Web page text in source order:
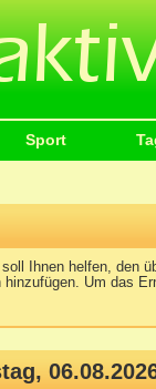
Sport
Ihnen helfen, den
Um das